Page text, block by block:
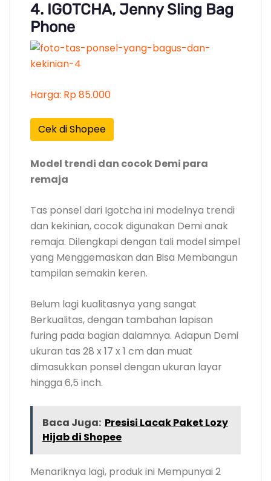
4. IGOTCHA, Jenny Sling Bag
Phone
Harga: Rp 85.000
Cek di Shopee
Model trendi dan cocok Demi para
remaja
Tas ponsel dari Igotcha ini modelnya trendi
dan kekinian, cocok digunakan Demi anak
remaja. Dilengkapi dengan tali model simpel
yang Menggemaskan dan Bisa Membangun
tampilan semakin keren.
Belum lagi kualitasnya yang sangat
Berkualitas, dengan tambahan lapisan
furing pada bagian dalamnya. Adapun Demi
ukuran tas 28 x 17 x 1 cm dan muat
dimasukkan ponsel dengan ukuran layar
hingga 6,5 inch.
Baca Juga: Presisi Lacak Paket Lozy
Hijab di Shopee
Menariknya lagi, produk ini Mempunyai 2